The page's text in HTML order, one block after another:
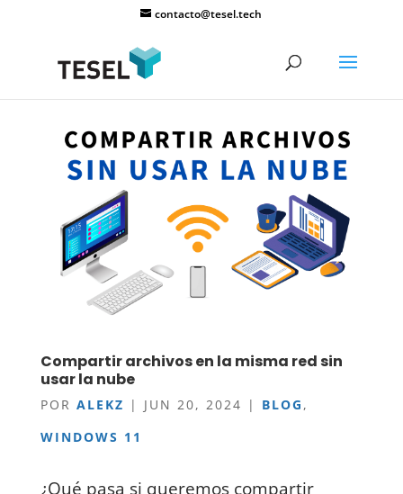
contacto@tesel.tech
Compartir archivos en la misma red sin
usar la nube
POR ALEKZ | JUN 20, 2024 | BLOG ,
WINDOWS 11
¿Qué pasa si queremos compartir